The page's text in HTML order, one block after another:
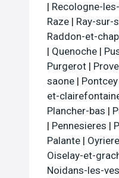
| Recologne-
Raze | Ray-sur-
Raddon-et-
| Quenoche |
Purgerot |
saone | Pontcey
et-
Plancher-bas |
| Pennesieres |
Palante |
Oiselay-et-
Noidans-les-